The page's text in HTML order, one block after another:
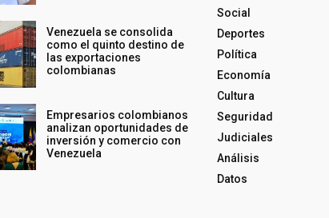
Venezuela se consolida
como el quinto destino de
las exportaciones
colombianas
Empresarios colombianos
analizan oportunidades de
inversión y comercio con
Venezuela
Social
Deportes
Política
Economía
Cultura
Seguridad
Judiciales
Análisis
Datos